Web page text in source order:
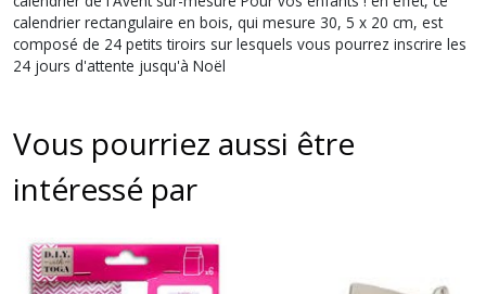
calendrier rectangulaire en bois, qui mesure 30, 5 x 20 cm, est
composé de 24 petits tiroirs sur lesquels vous pourrez inscrire les
24 jours d'attente jusqu'à Noël
Vous pourriez aussi être
intéressé par